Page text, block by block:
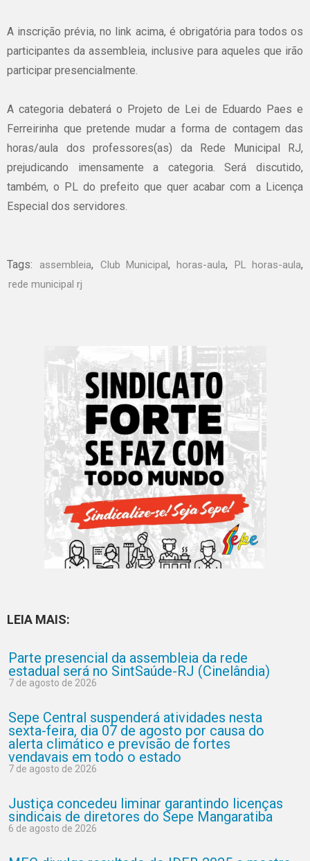
A inscrição prévia, no link acima, é obrigatória para todos os
participantes da assembleia, inclusive para aqueles que irão
participar presencialmente.
A categoria debaterá o Projeto de Lei de Eduardo Paes e
Ferreirinha que pretende mudar a forma de contagem das
horas/aula dos professores(as) da Rede Municipal RJ,
prejudicando imensamente a categoria. Será discutido,
também, o PL do prefeito que quer acabar com a Licença
Especial dos servidores.
Tags: assembleia, Club Municipal, horas-aula, PL horas-aula,
rede municipal rj
LEIA MAIS:
Parte presencial da assembleia da rede
estadual será no SintSaúde-RJ (Cinelândia)
7 de agosto de 2026
Sepe Central suspenderá atividades nesta
sexta-feira, dia 07 de agosto por causa do
alerta climático e previsão de fortes
vendavais em todo o estado
7 de agosto de 2026
Justiça concedeu liminar garantindo licenças
sindicais de diretores do Sepe Mangaratiba
6 de agosto de 2026